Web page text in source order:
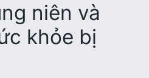
niên và
khỏe bị